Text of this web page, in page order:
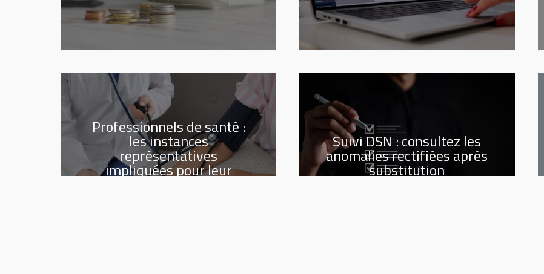
Professionnels de santé :
les instances
représentatives
impliquées pour leur
Suivi DSN : consultez les
anomalies rectifiées après
substitution